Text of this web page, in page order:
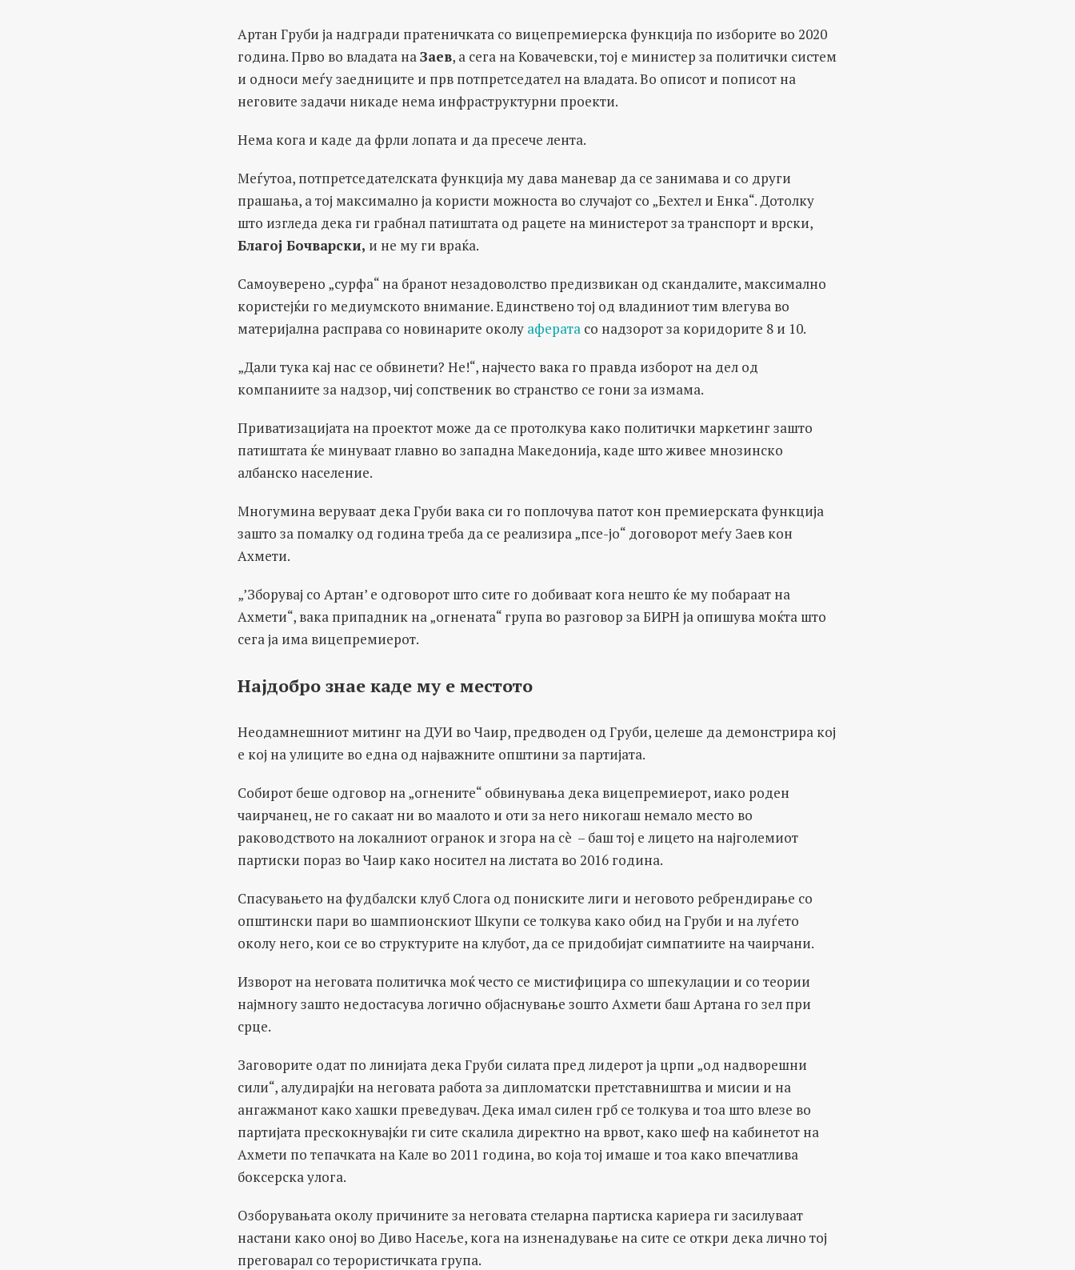
Артан Груби ја надгради пратеничката со вицепремиерска функција по изборите во 2020
година. Прво во владата наЗаев, а сега на Ковачевски, тој е министер за политички систем
и односи меѓу заедниците и прв потпретседател на владата. Во описот и пописот на
неговите задачи никаде нема инфраструктурни проекти.
Нема кога и каде да фрли лопата и да пресече лента.
Меѓутоа, потпретседателската функција му дава маневар да се занимава и со други
прашања, а тој максимално ја користи можноста во случајот со „Бехтел и Енка“. Дотолку
што изгледа дека ги грабнал патиштата од рацете на министерот за транспорт и врски,
Благој Бочварски, и не му ги враќа.
Самоуверено „сурфа“ на бранот незадоволство предизвикан од скандалите, максимално
користејќи го медиумското внимание. Единствено тој од владиниот тим влегува во
материјална расправа со новинарите околу аферата со надзорот за коридорите 8 и 10.
„Дали тука кај нас се обвинети? Не!“, најчесто вака го правда изборот на дел од
компаниите за надзор, чиj сопственик во странство се гони за измама.
Приватизацијата на проектот може да се протолкува како политички маркетинг зашто
патиштата ќе минуваат главно во западна Македонија, каде што живее мнозинско
албанско население.
Многумина веруваат дека Груби вака си го поплочува патот кон премиерската функција
зашто за помалку од година треба да се реализира „псе-јо“ договорот меѓу Заев кон
Ахмети.
„’Зборувај со Артан’ е одговорот што сите го добиваат кога нешто ќе му побараат на
Ахмети“, вака припадник на „огнената“ група во разговор за БИРН ја опишува моќта што
сега ја има вицепремиерот.
Најдобро знае каде му е местото
Неодамнешниот митинг на ДУИ во Чаир, предводен од Груби, целеше да демонстрира кој
е кој на улиците во една од најважните општини за партијата.
Собирот беше одговор на „огнените“ обвинувања дека вицепремиерот, иако роден
чаирчанец, не го сакаат ни во маалото и оти за него никогаш немало место во
раководството на локалниот огранок и згора на сè – баш тој е лицето на најголемиот
партиски пораз во Чаир како носител на листата во 2016 година.
Спасувањето на фудбалски клуб Слога од пониските лиги и неговото ребрендирање со
општински пари во шампионскиот Шкупи се толкува како обид на Груби и на луѓето
околу него, кои се во структурите на клубот, да се придобијат симпатиите на чаирчани.
Изворот на неговата политичка моќ често се мистифицира со шпекулации и со теории
најмногу зашто недостасува логично објаснување зошто Ахмети баш Артана го зел при
срце.
Заговорите одат по линијата дека Груби силата пред лидерот ја црпи „од надворешни
сили“, алудирајќи на неговата работа за дипломатски претставништва и мисии и на
ангажманот како хашки преведувач. Дека имал силен грб се толкува и тоа што влезе во
партијата прескокнувајќи ги сите скалила директно на врвот, како шеф на кабинетот на
Ахмети по тепачката на Кале во 2011 година, во која тој имаше и тоа како впечатлива
боксерска улога.
Озборувањата околу причините за неговата стеларна партиска кариера ги засилуваат
настани како оној во Диво Насеље, кога на изненадување на сите се откри дека лично тој
преговарал со терористичката група.